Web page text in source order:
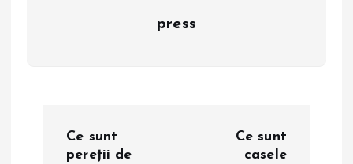
press
Ce sunt
pereții de
Ce sunt
casele